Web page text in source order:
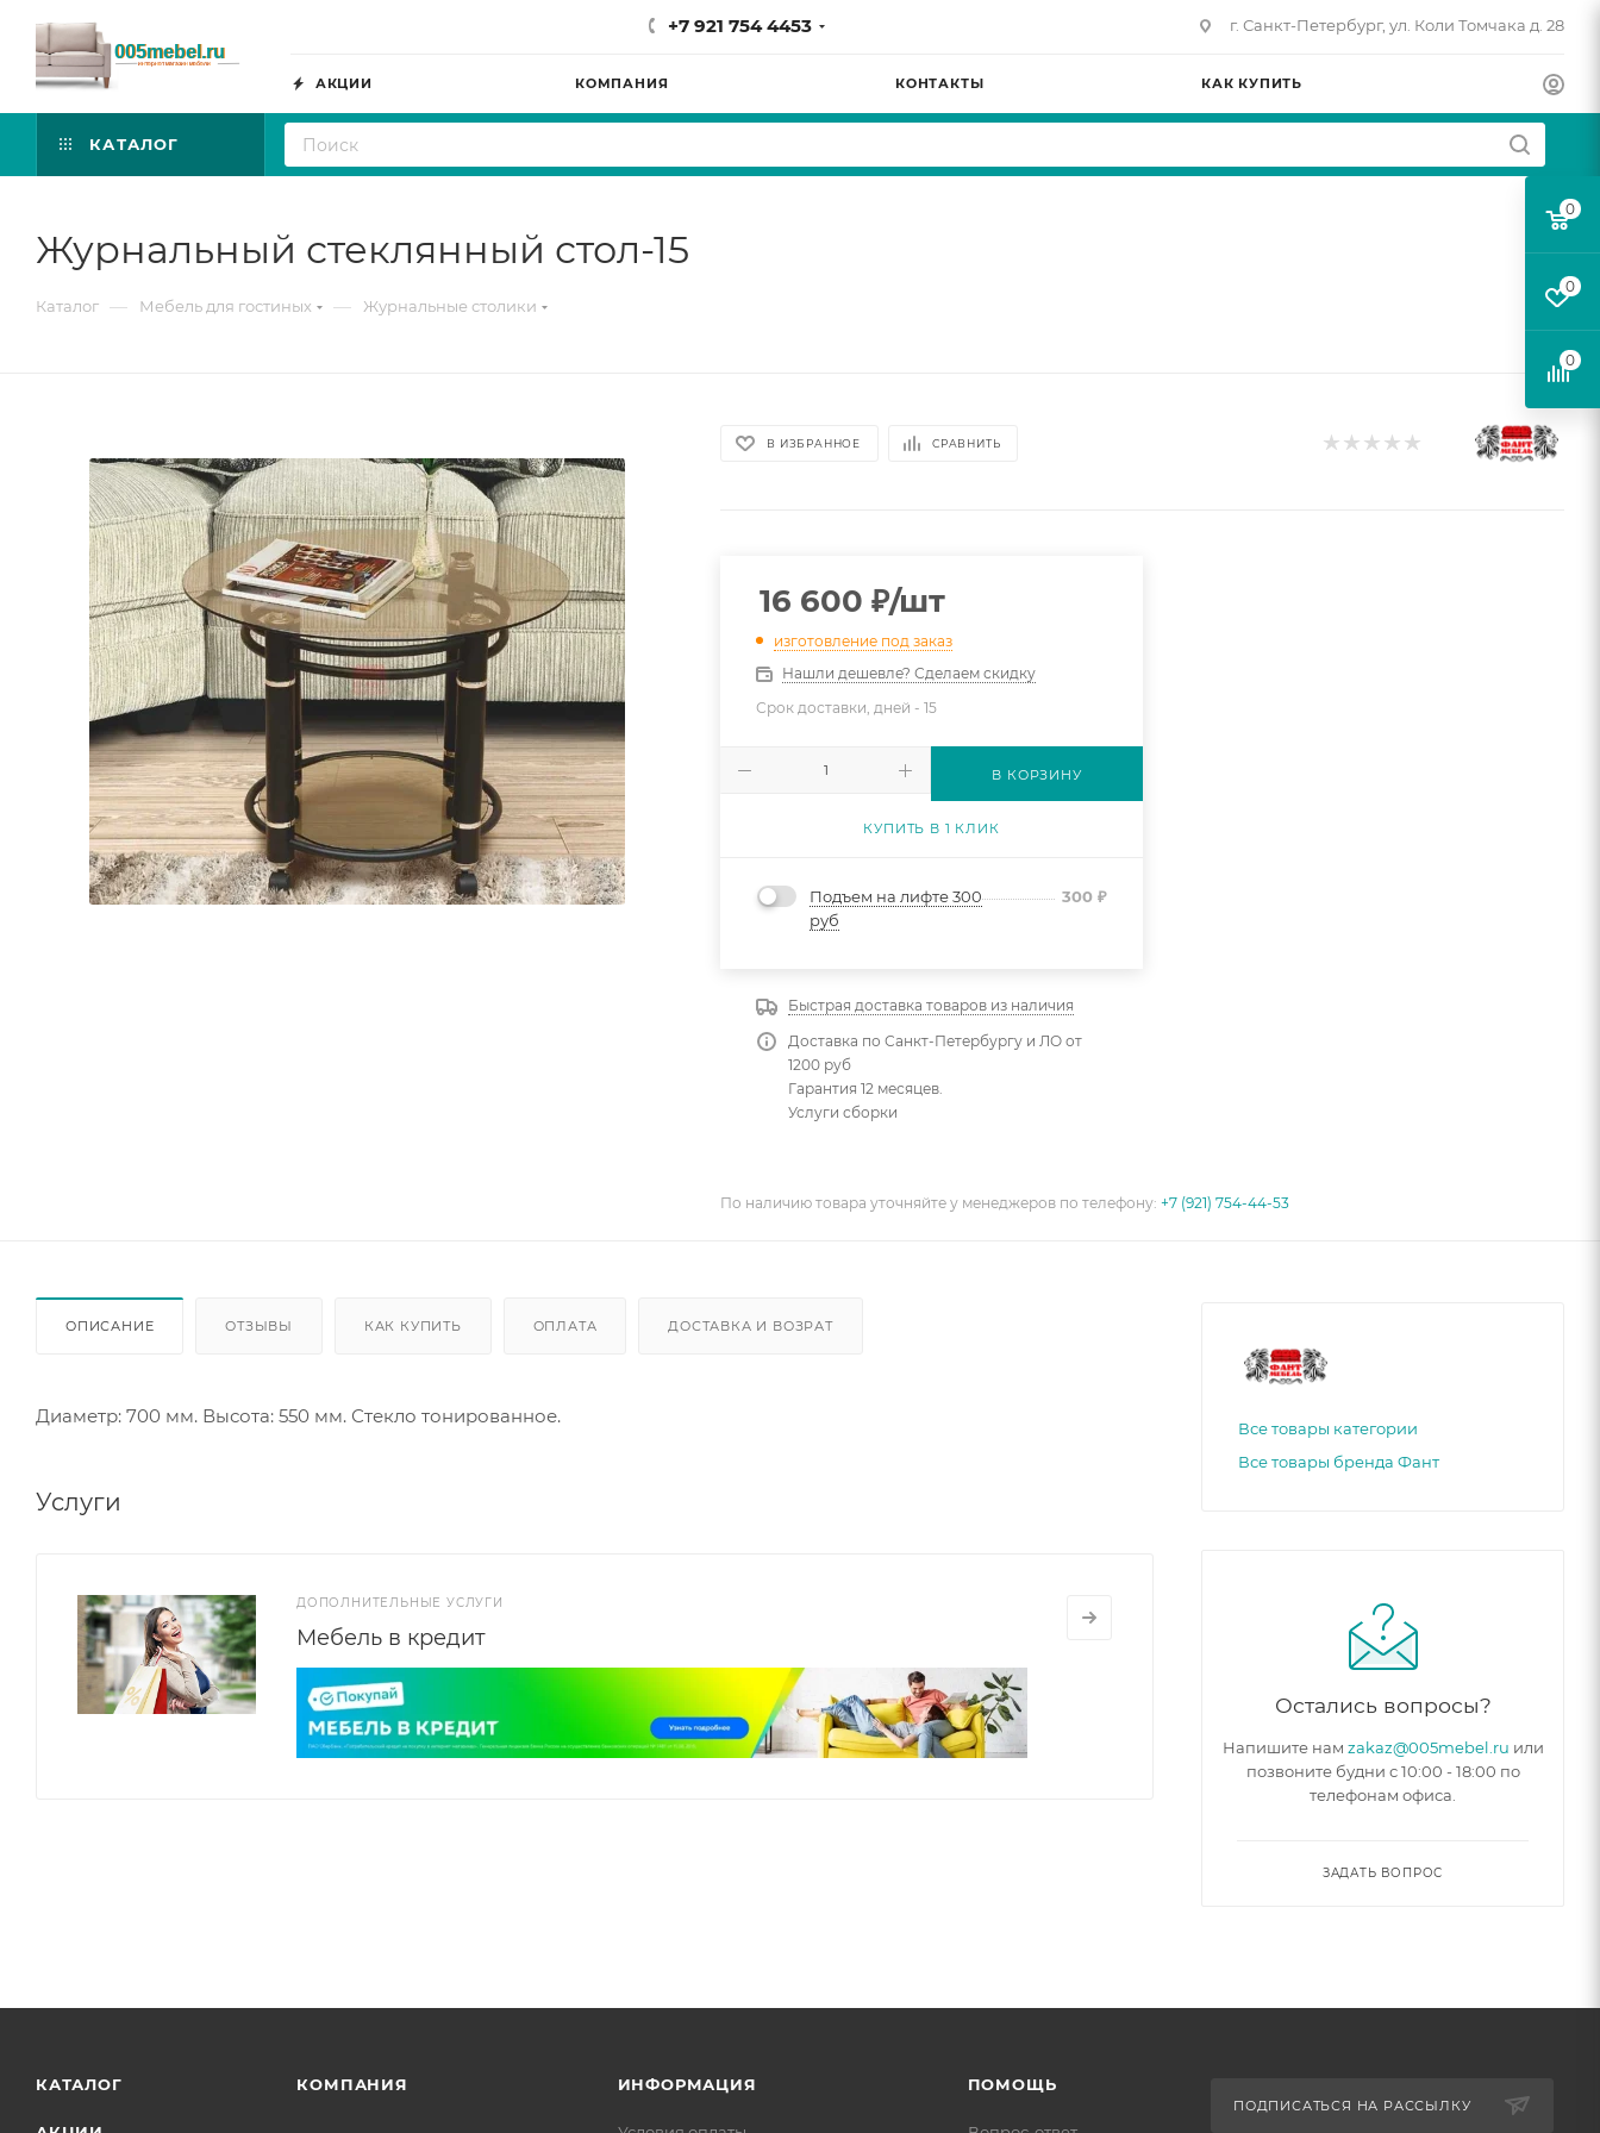
+7 921 754 4453 г. Санкт-Петербург, ул. Коли Томчака д. 28
АКЦИИ КОМПАНИЯ КОНТАКТЫ КАК КУПИТЬ
КАТАЛОГ
Журнальный стеклянный стол-15
Каталог — Мебель для гостиных — Журнальные столики
В ИЗБРАННОЕ СРАВНИТЬ
16 600 ₽/шт
изготовление под заказ
Нашли дешевле? Сделаем скидку
Срок доставки, дней -15
В КОРЗИНУ
КУПИТЬ В 1 КЛИК
Подъем на лифте 300
руб
300₽
Быстрая доставка товаров из наличия
Доставка по Санкт-Петербургу и ЛО от
1200 руб
Гарантия 12 месяцев.
Услуги сборки
По наличию товара уточняйте у менеджеров по телефону:+7 (921) 754-44-53
ОПИСАНИЕ ОТЗЫВЫ КАК КУПИТЬ ОПЛАТА ДОСТАВКА И ВОЗРАТ
Диаметр: 700 мм. Высота: 550 мм. Стекло тонированное.
Услуги
ДОПОЛНИТЕЛЬНЫЕ УСЛУГИ
Мебель в кредит
Все товары категории
Все товары бренда Фант
Остались вопросы?
Напишите нам zakaz@005mebel.ru или
позвоните будни с 10:00 - 18:00 по
телефонам офиса.
ЗАДАТЬ ВОПРОС
КАТАЛОГ КОМПАНИЯ ИНФОРМАЦИЯ ПОМОЩЬ
ПОДПИСАТЬСЯ НА РАССЫЛКУ
0
0
0